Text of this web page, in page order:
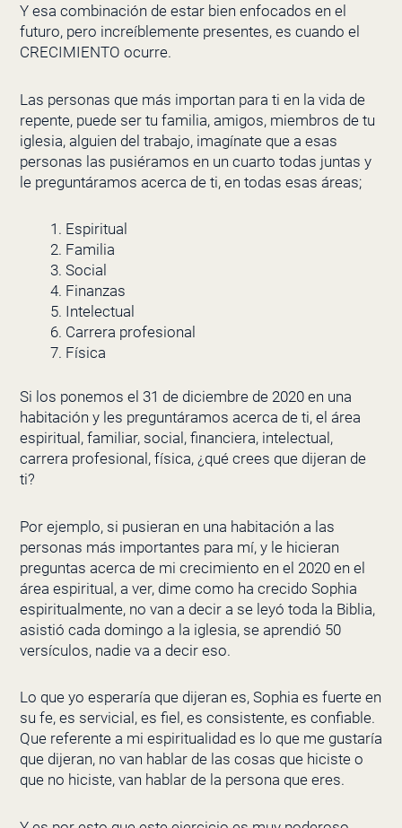
Y esa combinación de estar bien enfocados en el
futuro, pero increíblemente presentes, es cuando el
CRECIMIENTO ocurre.
Las personas que más importan para ti en la vida de
repente, puede ser tu familia, amigos, miembros de tu
iglesia, alguien del trabajo, imagínate que a esas
personas las pusiéramos en un cuarto todas juntas y
le preguntáramos acerca de ti, en todas esas áreas;
Espiritual
Familia
Social
Finanzas
Intelectual
Carrera profesional
Física
Si los ponemos el 31 de diciembre de 2020 en una
habitación y les preguntáramos acerca de ti, el área
espiritual, familiar, social, financiera, intelectual,
carrera profesional, física, ¿qué crees que dijeran de
ti?
Por ejemplo, si pusieran en una habitación a las
personas más importantes para mí, y le hicieran
preguntas acerca de mi crecimiento en el 2020 en el
área espiritual, a ver, dime como ha crecido Sophia
espiritualmente, no van a decir a se leyó toda la Biblia,
asistió cada domingo a la iglesia, se aprendió 50
versículos, nadie va a decir eso.
Lo que yo esperaría que dijeran es, Sophia es fuerte en
su fe, es servicial, es fiel, es consistente, es confiable.
Que referente a mi espiritualidad es lo que me gustaría
que dijeran, no van hablar de las cosas que hiciste o
que no hiciste, van hablar de la persona que eres.